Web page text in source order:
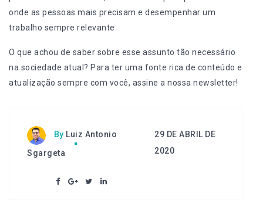
onde as pessoas mais precisam e desempenhar um
trabalho sempre relevante.
O que achou de saber sobre esse assunto tão necessário
na sociedade atual? Para ter uma fonte rica de conteúdo e
atualização sempre com você, assine a nossa newsletter!
By Luiz Antonio
Sgargeta
29 DE ABRIL DE
2020